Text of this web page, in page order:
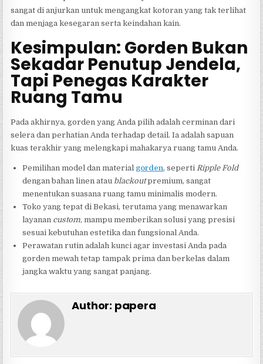
sangat di anjurkan untuk mengangkat kotoran yang tak terlihat
dan menjaga kesegaran serta keindahan kain.
Kesimpulan: Gorden Bukan
Sekadar Penutup Jendela,
Tapi Penegas Karakter
Ruang Tamu
Pada akhirnya, gorden yang Anda pilih adalah cerminan dari
selera dan perhatian Anda terhadap detail. Ia adalah sapuan
kuas terakhir yang melengkapi mahakarya ruang tamu Anda.
Pemilihan model dan material gorden, seperti Ripple Fold
dengan bahan linen atau blackoutpremium, sangat
menentukan suasana ruang tamu minimalis modern.
Toko yang tepat di Bekasi, terutama yang menawarkan
layanan custom, mampu memberikan solusi yang presisi
sesuai kebutuhan estetika dan fungsional Anda.
Perawatan rutin adalah kunci agar investasi Anda pada
gorden mewah tetap tampak prima dan berkelas dalam
jangka waktu yang sangat panjang.
Author: papera